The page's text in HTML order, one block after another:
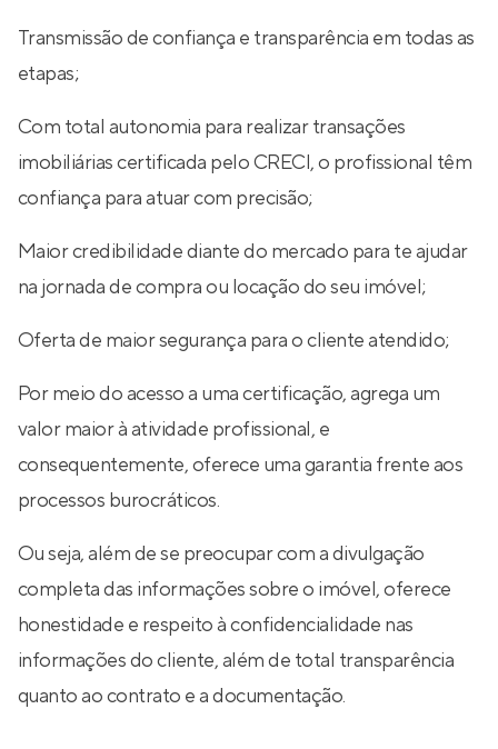
Transmissão de confiança e transparência em todas as
etapas;
Com total autonomia para realizar transações
imobiliárias certificada pelo CRECI, o profissional têm
confiança para atuar com precisão;
Maior credibilidade diante do mercado para te ajudar
na jornada de compra ou locação do seu imóvel;
Oferta de maior segurança para o cliente atendido;
Por meio do acesso a uma certificação, agrega um
valor maior à atividade profissional, e
consequentemente, oferece uma garantia frente aos
processos burocráticos.
Ou seja, além de se preocupar com a divulgação
completa das informações sobre o imóvel, oferece
honestidade e respeito à confidencialidade nas
informações do cliente, além de total transparência
quanto ao contrato e a documentação.